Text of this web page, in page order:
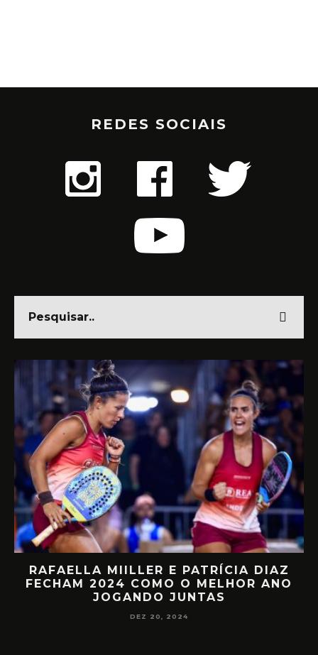
REDES SOCIAIS
RAFAELLA MIILLER E PATRÍCIA DIAZ
FECHAM 2024 COMO O MELHOR ANO
JOGANDO JUNTAS
DEZ 20, 2024